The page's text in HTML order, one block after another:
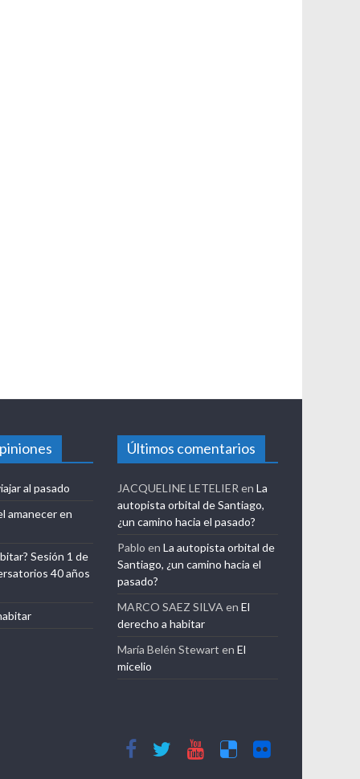
al pasado
amanecer en
Sesión 1 de
40 años
Últimos comentarios
JACQUELINE LETELIERen La
autopista orbital de Santiago,
¿un camino hacia el pasado?
Pablo en La autopista orbital de
Santiago, ¿un camino hacia el
pasado?
MARCO SAEZ SILVAen El
derecho a habitar
María Belén Stewart en El
micelio